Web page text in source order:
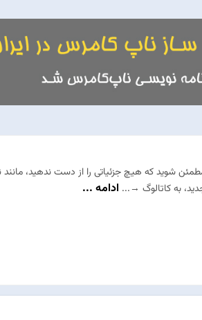
شوید که هیچ جزئیاتی را از دست ندهید، مانند
به کاتالوگ →... ادامه ...